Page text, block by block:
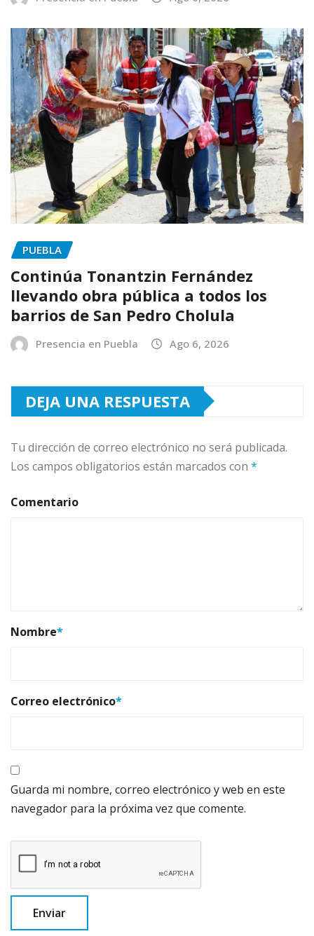
PUEBLA
Continúa Tonantzin Fernández
llevando obra pública a todos los
barrios de San Pedro Cholula
Presencia en Puebla Ago 6, 2026
DEJA UNA RESPUESTA
Tu dirección de correo electrónico no será publicada.
Los campos obligatorios están marcados con *
Comentario
Nombre*
Correo electrónico*
Guarda mi nombre, correo electrónico y web en este
navegador para la próxima vez que comente.